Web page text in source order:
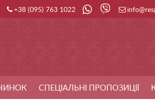
+38 (095) 763 1022
СПЕЦІАЛЬНІ ПРОПОЗИЦІЇ